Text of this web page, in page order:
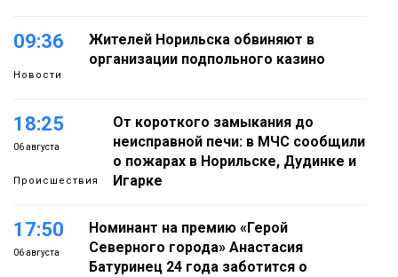
09:36
Новости
Жителей Норильска обвиняют в
организации подпольного казино
18:25
06 августа
Происшествия
От короткого замыкания до
неисправной печи: в МЧС сообщили
о пожарах в Норильске, Дудинке и
Игарке
17:50
06 августа
Номинант на премию «Герой
Северного города» Анастасия
Батуринец 24 года заботится о